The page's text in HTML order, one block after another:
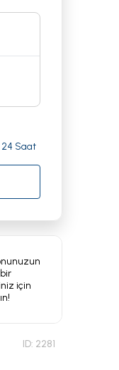
24 Saat
için
ID: 2281